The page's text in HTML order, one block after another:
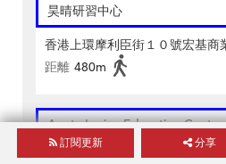
昊晴研習中心
香港上環摩利臣街１０號宏基商
距離 480m
Aunty Lavina Education Centre
香港上環皇后大道中３０５－３
訂閱更新 分享